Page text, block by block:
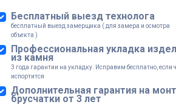
Бесплатный выезд технолога
бесплатный выезд замерщика ( для замера и осмотра
объекта )
Профессиональная укладка
из камня
3 года гарантии на укладку. Исправим бесплатно, если
испортится
Дополнительная гарантия на
брусчатки от 3 лет